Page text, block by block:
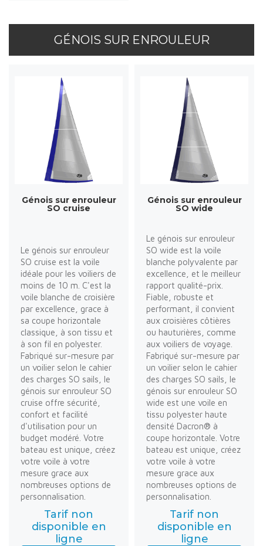
GÉNOIS SUR ENROULEUR
Génois sur enrouleur
SO cruise
Le génois sur enrouleur
SO cruise est la voile
idéale pour les voiliers de
moins de 10 m. C'est la
voile blanche de croisière
par excellence, grace à
sa coupe horizontale
classique, à son tissu et
à son fil en polyester.
Fabriqué sur-mesure par
un voilier selon le cahier
des charges SO sails, le
génois sur enrouleur SO
cruise offre sécurité,
confort et facilité
d'utilisation pour un
budget modéré. Votre
bateau est unique, créez
votre voile à votre
mesure grace aux
nombreuses options de
personnalisation.
Tarif non
disponible en
ligne
Génois sur enrouleur
SO wide
Le génois sur enrouleur
SO wide est la voile
blanche polyvalente par
excellence, et le meilleur
rapport qualité-prix.
Fiable, robuste et
performant, il convient
aux croisières côtières
ou hauturières, comme
aux voiliers de voyage.
Fabriqué sur-mesure par
un voilier selon le cahier
des charges SO sails, le
génois sur enrouleur SO
wide est une voile en
tissu polyester haute
densité Dacron® à
coupe horizontale. Votre
bateau est unique, créez
votre voile à votre
mesure grace aux
nombreuses options de
personnalisation.
Tarif non
disponible en
ligne